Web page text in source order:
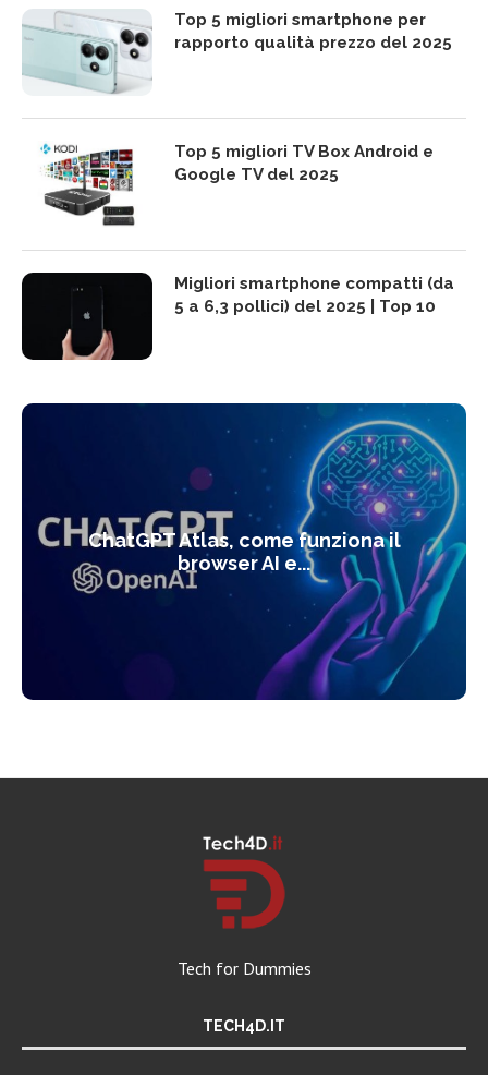
Top 5 migliori smartphone per
rapporto qualità prezzo del 2025
Top 5 migliori TV Box Android e
Google TV del 2025
Migliori smartphone compatti (da
5 a 6,3 pollici) del 2025 | Top 10
ChatGPT Atlas, come funziona il
browser AI e...
Tech for Dummies
TECH4D.IT